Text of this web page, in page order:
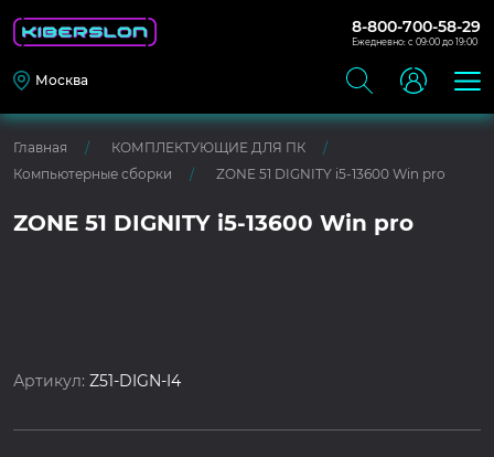
8-800-700-58-29
Ежедневно: с 09:00 до 19:00
Москва
Главная
КОМПЛЕКТУЮЩИЕ ДЛЯ ПК
Компьютерные сборки
ZONE 51 DIGNITY i5-13600 Win pro
ZONE 51 DIGNITY i5-13600 Win pro
Артикул:Z51-DIGN-I4